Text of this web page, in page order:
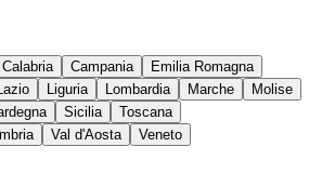
Calabria Campania
Emilia Romagna
Liguria Lombardia Marche
Molise
Sicilia
Toscana
Val d'Aosta Veneto